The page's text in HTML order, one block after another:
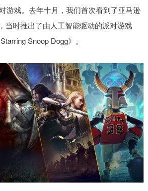
游戏。去年十月，我们首次看到了亚马逊
当时推出了由人工智能驱动的派对游戏
Snoop Dogg》。